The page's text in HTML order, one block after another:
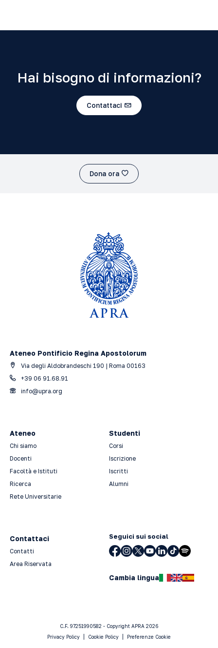
Hai bisogno di informazioni?
Contattaci
Dona ora
Ateneo Pontificio Regina Apostolorum
Via degli Aldobrandeschi 190 | Roma 00163
+39 06 91.68.91
info@upra.org
Ateneo
Chi siamo
Docenti
Facoltà e Istituti
Ricerca
Rete Universitarie
Studenti
Corsi
Iscrizione
Iscritti
Alumni
Contattaci
Contatti
Area Riservata
Seguici sui social
Cambia lingua
C.F. 97251990582 - Copyright APRA 2026
Privacy Policy
Cookie Policy Preferenze Cookie